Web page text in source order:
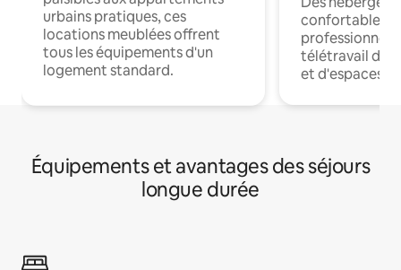
urbains pratiques, ces
locations meublées offrent
tous les équipements d'un
logement standard.
confortables
professionnels
télétravail
et d'espaces
Équipements et avantages des séjours
longue durée